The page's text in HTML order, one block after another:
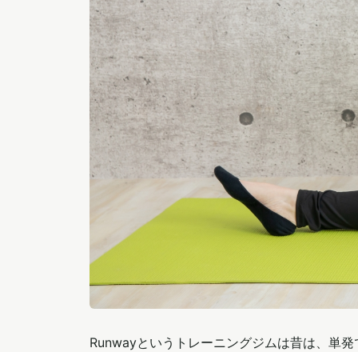
Runwayというトレーニングジムは昔は、単